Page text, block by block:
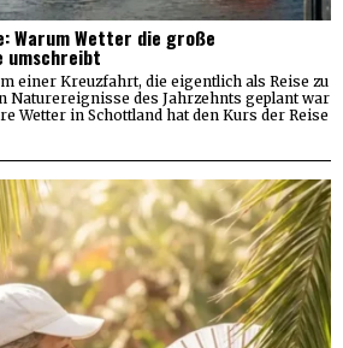
Warum Wetter die große
umschreibt
einer Kreuzfahrt, die eigentlich als Reise zu
Naturereignisse des Jahrzehnts geplant war
Wetter in Schottland hat den Kurs der Reise